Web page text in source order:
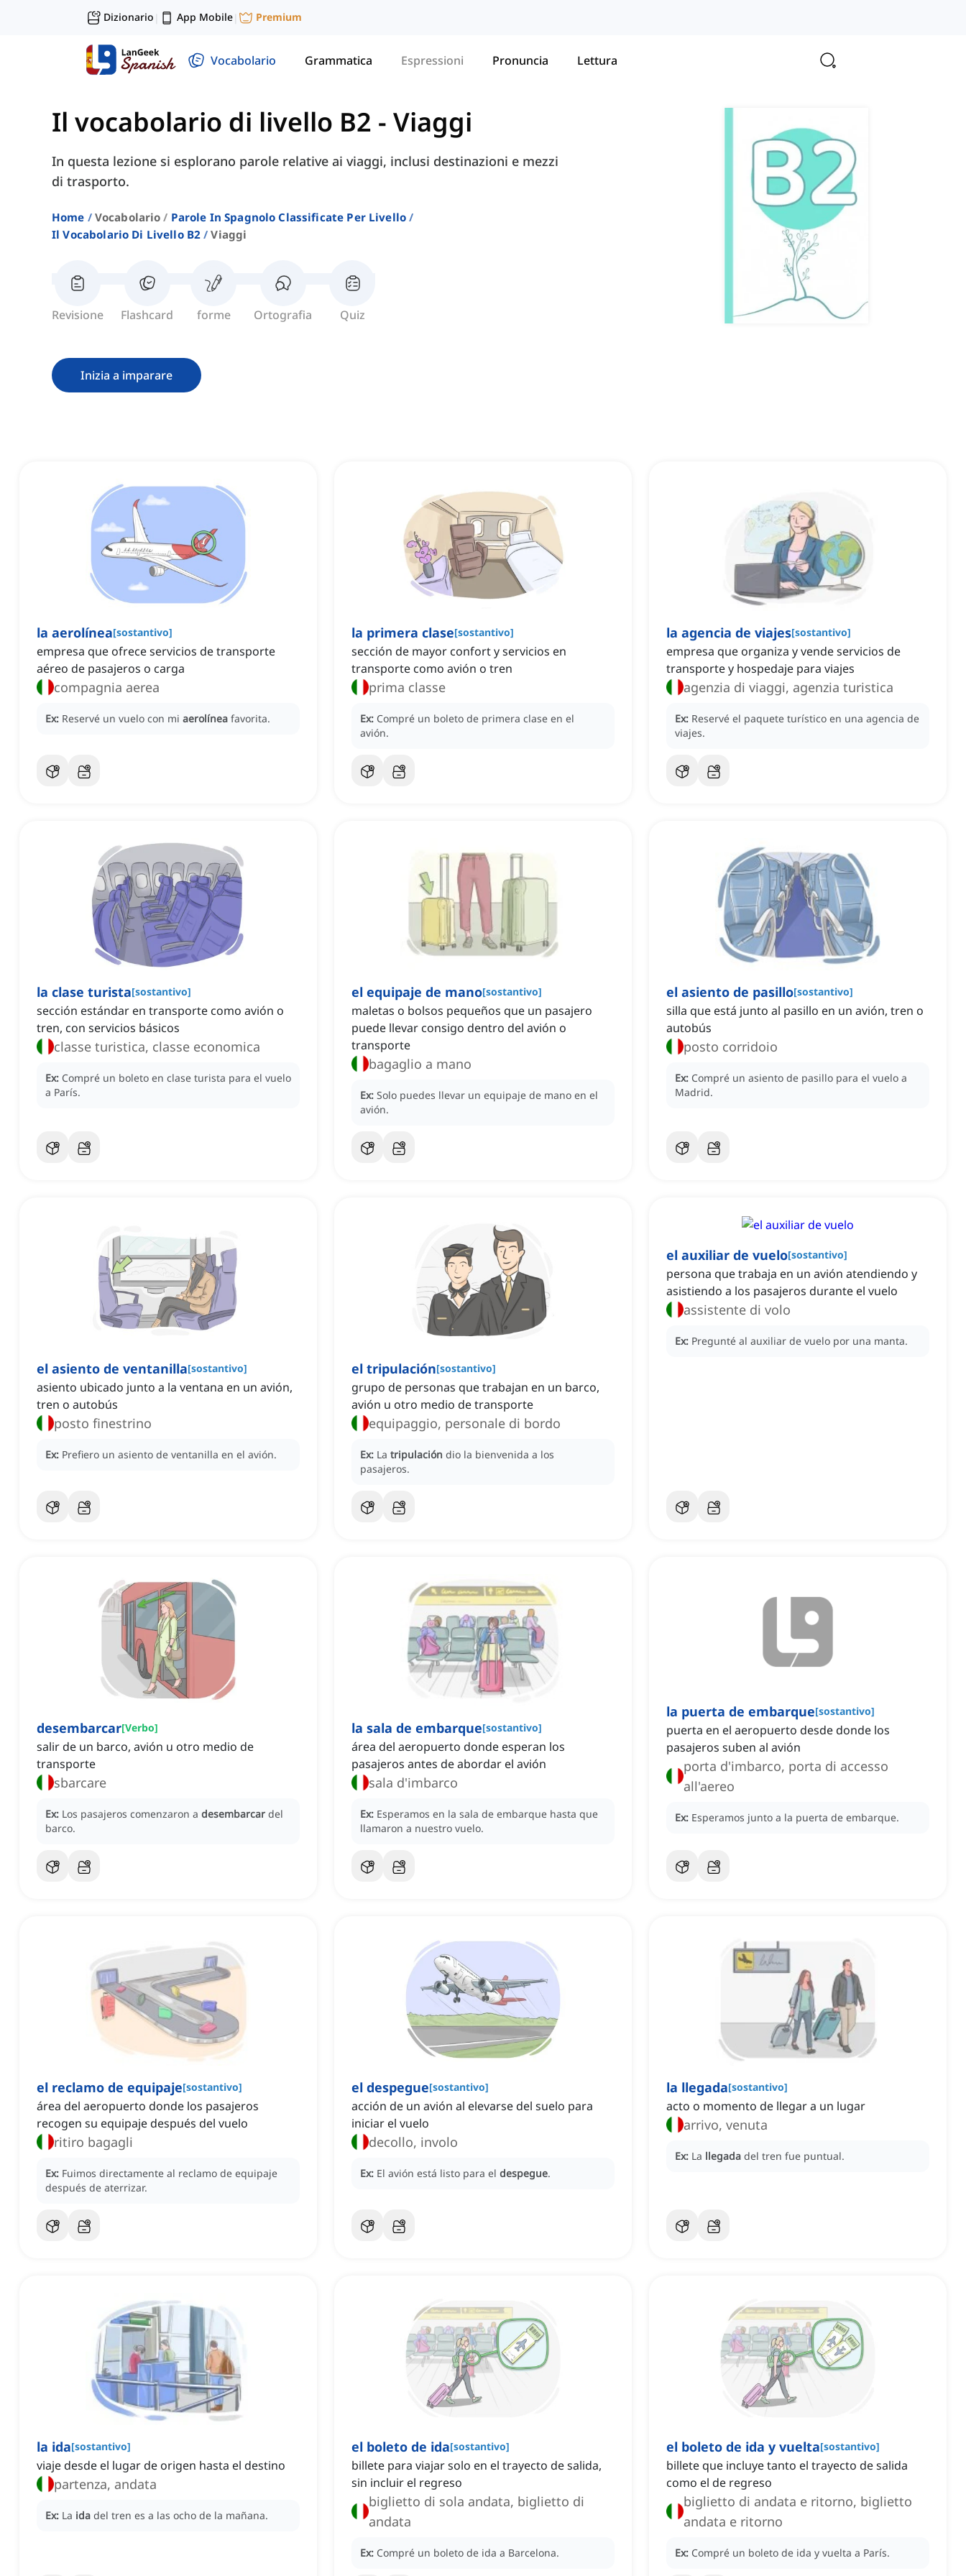
Dizionario | App Mobile| Premium
Vocabolario Grammatica Espressioni Pronuncia Lettura
Il vocabolario di livello B2 - Viaggi
In questa lezione si esplorano parole relative ai viaggi, inclusi destinazioni e mezzi
di trasporto.
Home Vocabolario
Parole In Spagnolo Classificate Per Livello
Il Vocabolario Di Livello B2
Viaggi
Revisione Flashcard forme Ortografia Quiz
Inizia a imparare
la aerolínea[sostantivo]
empresa que ofrece servicios de transporte
aéreo de pasajeros o carga
compagnia aerea
Ex: Reservé un vuelo con mi aerolínea favorita.
la primera clase[sostantivo]
sección de mayor confort y servicios en
transporte como avión o tren
prima classe
Ex: Compré un boleto de primera clase en el
avión.
la agencia de viajes[sostantivo]
empresa que organiza y vende servicios de
transporte y hospedaje para viajes
agenzia di viaggi, agenzia turistica
Ex: Reservé el paquete turístico en una agencia de
viajes.
la clase turista[sostantivo]
sección estándar en transporte como avión o
tren, con servicios básicos
classe turistica, classe economica
Ex: Compré un boleto en clase turista para el vuelo
a París.
el equipaje de mano[sostantivo]
maletas o bolsos pequeños que un pasajero
puede llevar consigo dentro del avión o
transporte
bagaglio a mano
Ex: Solo puedes llevar un equipaje de mano en el
avión.
el asiento de pasillo[sostantivo]
silla que está junto al pasillo en un avión, tren o
autobús
posto corridoio
Ex: Compré un asiento de pasillo para el vuelo a
Madrid.
el asiento de ventanilla[sostantivo]
asiento ubicado junto a la ventana en un avión,
tren o autobús
posto finestrino
Ex: Prefiero un asiento de ventanilla en el avión.
el tripulación[sostantivo]
grupo de personas que trabajan en un barco,
avión u otro medio de transporte
equipaggio, personale di bordo
Ex: La tripulación dio la bienvenida a los
pasajeros.
el auxiliar de vuelo[sostantivo]
persona que trabaja en un avión atendiendo y
asistiendo a los pasajeros durante el vuelo
assistente di volo
Ex: Pregunté al auxiliar de vuelo por una manta.
desembarcar[Verbo]
salir de un barco, avión u otro medio de
transporte
sbarcare
Ex: Los pasajeros comenzaron a desembarcar del
barco.
la sala de embarque[sostantivo]
área del aeropuerto donde esperan los
pasajeros antes de abordar el avión
sala d'imbarco
Ex: Esperamos en la sala de embarque hasta que
llamaron a nuestro vuelo.
la puerta de embarque[sostantivo]
puerta en el aeropuerto desde donde los
pasajeros suben al avión
porta d'imbarco, porta di accesso
all'aereo
Ex: Esperamos junto a la puerta de embarque.
el reclamo de equipaje[sostantivo]
área del aeropuerto donde los pasajeros
recogen su equipaje después del vuelo
ritiro bagagli
Ex: Fuimos directamente al reclamo de equipaje
después de aterrizar.
el despegue[sostantivo]
acción de un avión al elevarse del suelo para
iniciar el vuelo
decollo, involo
Ex: El avión está listo para el despegue.
la llegada[sostantivo]
acto o momento de llegar a un lugar
arrivo, venuta
Ex: La llegada del tren fue puntual.
la ida[sostantivo]
viaje desde el lugar de origen hasta el destino
partenza, andata
Ex: La ida del tren es a las ocho de la mañana.
el boleto de ida[sostantivo]
billete para viajar solo en el trayecto de salida,
sin incluir el regreso
biglietto di sola andata, biglietto di
andata
Ex: Compré un boleto de ida a Barcelona.
el boleto de ida y vuelta[sostantivo]
billete que incluye tanto el trayecto de salida
como el de regreso
biglietto di andata e ritorno, biglietto
andata e ritorno
Ex: Compré un boleto de ida y vuelta a París.